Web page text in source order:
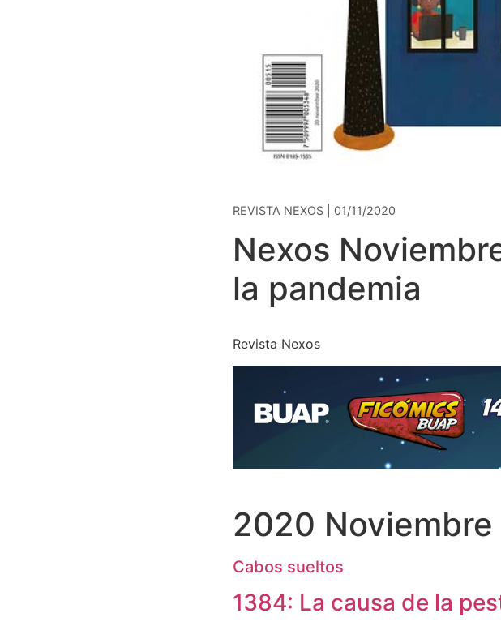
REVISTA NEXOS | 01/11/2020
Nexos
la pandemia
Revista Nexos
2020 Noviembre
Cabos sueltos
1384: La causa de la